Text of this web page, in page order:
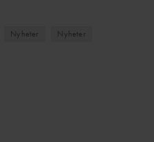
Nyheter
Nyheter